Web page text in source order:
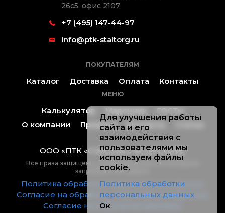
26с5, офис 2107
+7 (495) 147-44-97
info@ptk-staltorg.ru
ПОКУПАТЕЛЯМ
Каталог Доставка Оплата Контакты
МЕНЮ
Калькулятор Марочник
ГОСТы
О компании
Проекты Контакты
ООО «ПТК «Стальторг» ® 2019-2026.
Все права защищены, копирование без согласования
запрещено. Не оферта.
Политика обработки персональных данных
Согласие на обработку персональных данных
Согласие на получение рекламы
Для улучшения работы
сайта и его
взаимодействия с
пользователями мы
используем файлы
cookie.
Политика обработки
персональных данных
Ок